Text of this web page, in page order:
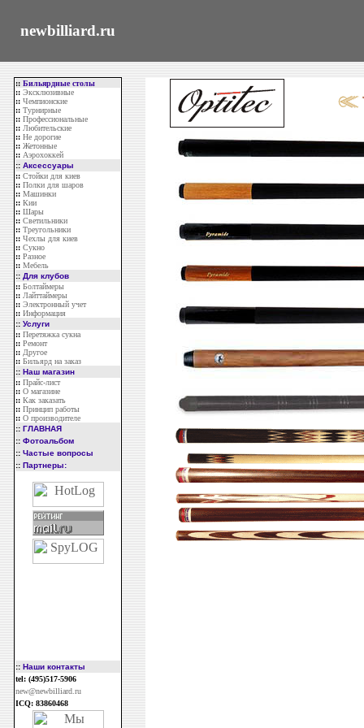
newbilliard.ru
:: Бильярдные столы
:: Эксклюзивные
:: Чемпионские
:: Турнирные
:: Профессиональные
:: Любительские
:: Не дорогие
:: Жетонные
:: Аэрохоккей
:: Аксессуары
:: Стойки для киев
:: Полки для шаров
:: Машинки
:: Кии
:: Шары
:: Светильники
:: Треугольники
:: Чехлы для киев
:: Сукно
:: Разное
:: Мебель
:: Для клубов
:: Болтаймеры
:: Лайттаймеры
:: Электронный учет
:: Информация
:: Услуги
:: Перетяжка сукна
:: Ремонт
:: Другое
:: Бильярд на заказ
:: Наш магазин
:: Прайс-лист
:: О магазине
:: Как заказать
:: Принцип работы
:: О производителе
:: ГЛАВНАЯ
:: Фотоальбом
:: Частые вопросы
:: Партнеры:
:: Наши контакты
tel: (495)517-5906
new@newbilliard.ru
ICQ: 83860468